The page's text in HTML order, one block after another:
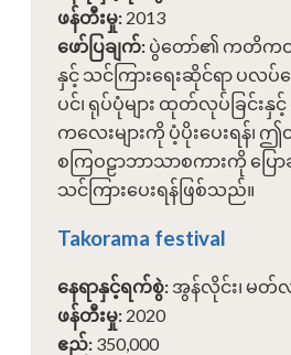
ဖန်တီးမှု: 2013
ဖော်ပြချက်: ပွဲတော်၏ ကတိက
နှင့် သင်ကြားရေးဆိုင်ရာ ပလ
ပင်၊ ရုပ်ပုံများ ထုတ်လုပ်ခြင်းနှ
ကလေးများကို ပံ့ပိုးပေးရန်၊
စကြဝဠာဘာသာစကားကို ပြ
သင်ကြားပေးရန်ဖြစ်သည်။
Takorama festival
နေရာနှင့်ရက်စွဲ: အွန်လိုင်း၊ မတ်
ဖန်တီးမှု: 2020
ဧည်: 350,000